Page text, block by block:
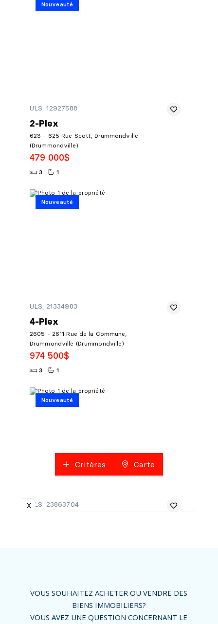
VOUS SOUHAITEZ ACHETER OU VENDRE DES
BIENS IMMOBILIERS?
VOUS AVEZ UNE QUESTION CONCERNANT LE